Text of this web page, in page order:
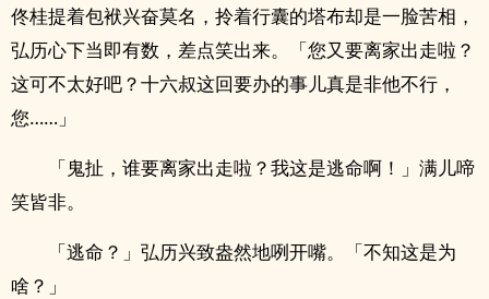
佟桂提着包袱兴奋莫名，拎着行囊的塔布却是一脸苦相，
弘历心下当即有数，差点笑出来。「您又要离家出走啦？
这可不太好吧？十六叔这回要办的事儿真是非他不行，
您……」
「鬼扯，谁要离家出走啦？我这是逃命啊！」满儿啼
笑皆非。
「逃命？」弘历兴致盎然地咧开嘴。「不知这是为
啥？」